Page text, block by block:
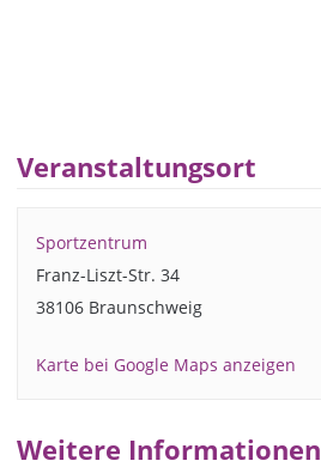
Veranstaltungsort
Sportzentrum
Franz-Liszt-Str. 34
38106 Braunschweig
Karte bei Google Maps anzeigen
Weitere Informationen